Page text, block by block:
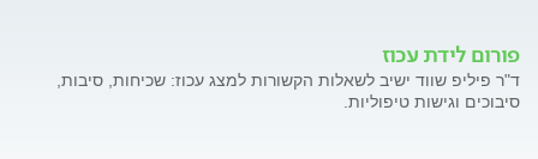
פורום לידת עכוז
ד"ר פיליפ שווד ישיב לשאלות הקשורות למצג עכוז: שכיחות, סיבות,
סיבוכים וגישות טיפוליות.